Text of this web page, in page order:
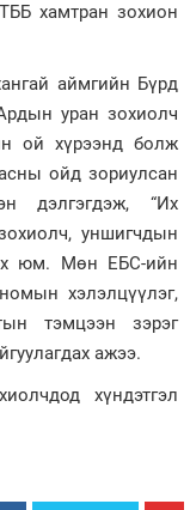
хамтран зохион
аймгийн Бүрд
уран зохиолч
ой хүрээнд болж
ойд зориулсан
дэлгэгдэж, “Их
уншигчдын
юм. Мөн ЕБС-ийн
хэлэлцүүлэг,
тэмцээн зэрэг
ажээ.
хүндэтгэл